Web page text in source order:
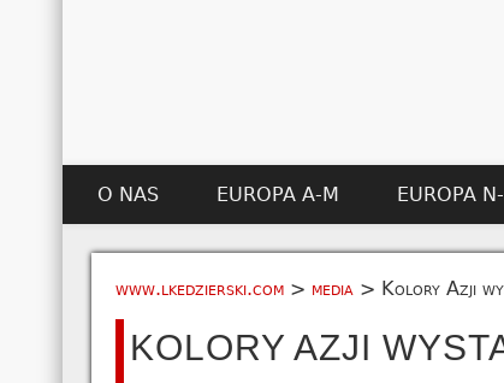
O NAS EUROPA A-M EUROPA
www.lkedzierski.com> media> Kolory Azji
KOLORY AZJI